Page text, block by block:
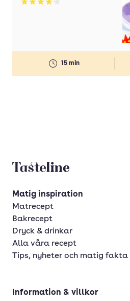
Betyg: 4.13 av 5
15 min
Tasteline startsida
Matig inspiration
Matrecept
Bakrecept
Dryck & drinkar
Alla våra recept
Tips, nyheter och matig fakta
Information & villkor